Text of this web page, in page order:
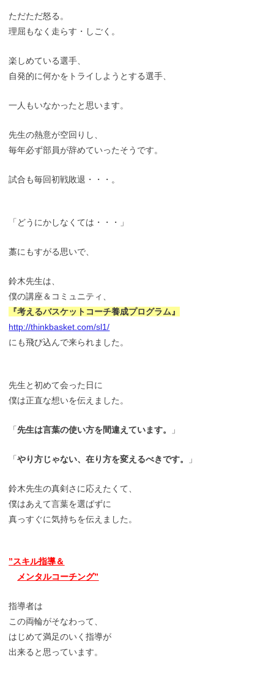
ただただ怒る。
理屈もなく走らす・しごく。
楽しめている選手、
自発的に何かをトライしようとする選手、
一人もいなかったと思います。
先生の熱意が空回りし、
毎年必ず部員が辞めていったそうです。
試合も毎回初戦敗退・・・。
「どうにかしなくては・・・」
藁にもすがる思いで、
鈴木先生は、
僕の講座＆コミュニティ、
『考えるバスケットコーチ養成プログラム』
http://thinkbasket.com/sl1/
にも飛び込んで来られました。
先生と初めて会った日に
僕は正直な想いを伝えました。
「先生は言葉の使い方を間違えています。 」
「やり方じゃない、在り方を変えるべきです。 」
鈴木先生の真剣さに応えたくて、
僕はあえて言葉を選ばずに
真っすぐに気持ちを伝えました。
”スキル指導＆
メンタルコーチング”
指導者は
この両輪がそなわって、
はじめて満足のいく指導が
出来ると思っています。